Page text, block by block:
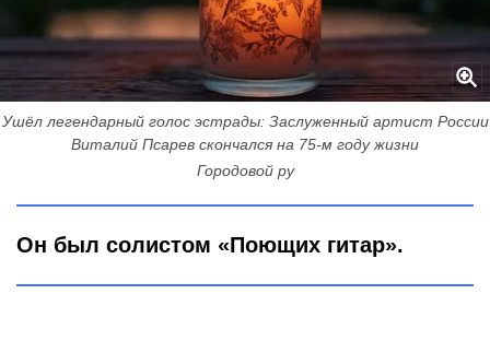
Ушёл легендарный голос эстрады: Заслуженный артист России
Виталий Псарев скончался на 75-м году жизни
Городовой ру
Он был солистом «Поющих гитар».